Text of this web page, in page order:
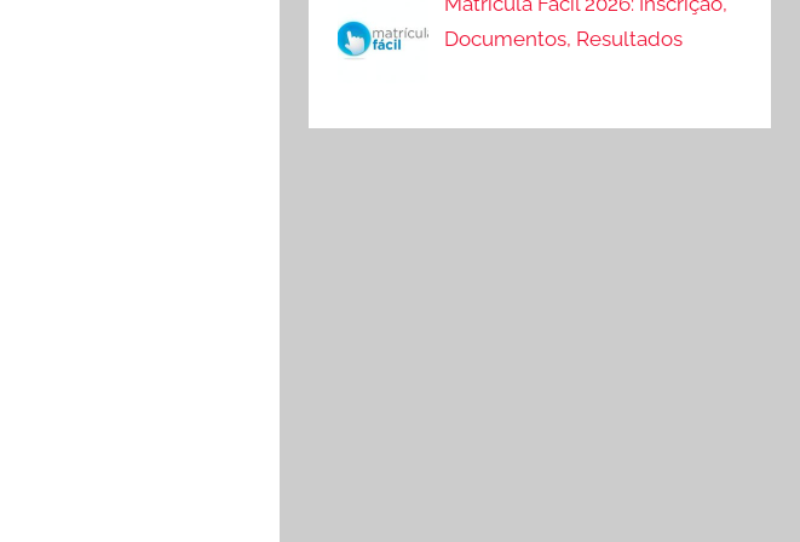
Documentos, Resultados